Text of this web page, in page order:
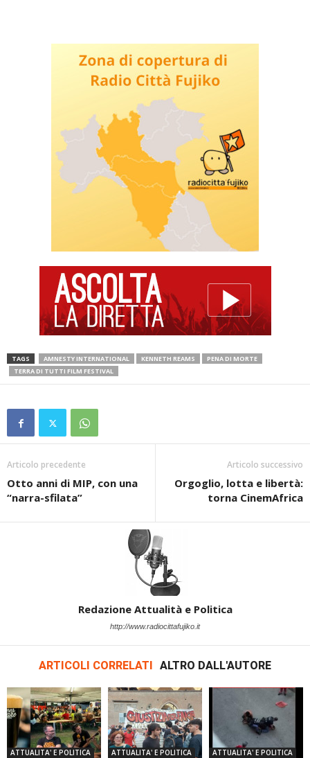
TAGS AMNESTY INTERNATIONAL KENNETH REAMS
PENA DI MORTE
TERRA DI TUTTI FILM FESTIVAL
Articolo precedente
Otto anni di MIP, con una
“narra-sfilata”
Articolo successivo
Orgoglio, lotta e libertà:
torna CinemAfrica
Redazione Attualità e Politica
http://www.radiocittafujiko.it
ARTICOLI CORRELATI ALTRO DALL'AUTORE
ATTUALITA' E POLITICA ATTUALITA' E POLITICA ATTUALITA' E POLITICA